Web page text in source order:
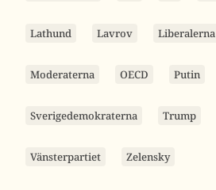
Lathund Lavrov Liberalerna
Moderaterna OECD Putin
Sverigedemokraterna Trump
Vänsterpartiet Zelensky